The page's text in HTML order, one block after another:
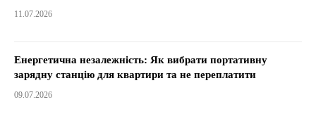
11.07.2026
Енергетична незалежність: Як вибрати портативну
зарядну станцію для квартири та не переплатити
09.07.2026